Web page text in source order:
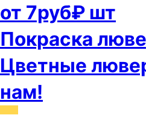
от 7руб₽ шт
Покраска
Цветные
нам!